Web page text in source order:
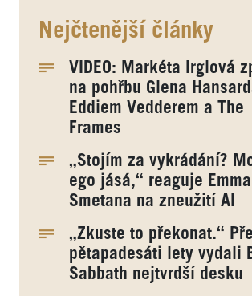
Nejčtenější články
VIDEO: Markéta Irglová
na pohřbu Glena
Eddiem Vedderem a The
Frames
„Stojím za vykrádání?
ego jásá,“ reaguje Emma
Smetana na zneužití AI
„Zkuste to překonat.“
pětapadesáti lety vydali
Sabbath nejtvrdší desku